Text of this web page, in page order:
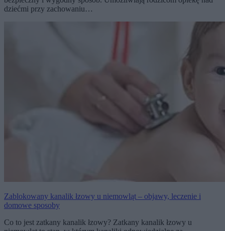
dziećmi przy zachowaniu…
Zablokowany kanalik łzowy u niemowląt – objawy, leczenie i
domowe sposoby
Co to jest zatkany kanalik łzowy? Zatkany kanalik łzowy u